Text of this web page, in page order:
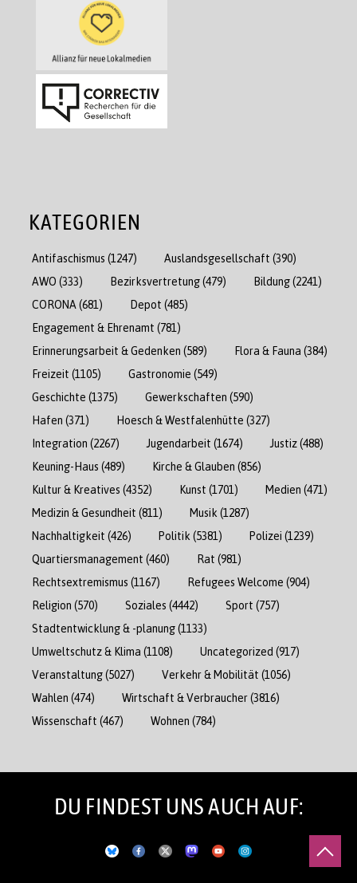
KATEGORIEN
Antifaschismus (1247) Auslandsgesellschaft (390)
AWO (333) Bezirksvertretung(479) Bildung(2241)
CORONA (681) Depot (485)
Engagement & Ehrenamt (781)
Erinnerungsarbeit & Gedenken (589) Flora & Fauna (384)
Freizeit (1105) Gastronomie (549)
Geschichte (1375) Gewerkschaften (590)
Hafen (371) Hoesch & Westfalenhütte (327)
Integration (2267) Jugendarbeit (1674) Justiz(488)
Keuning-Haus (489) Kirche & Glauben (856)
Kultur & Kreatives (4352) Kunst (1701) Medien (471)
Medizin & Gesundheit (811) Musik (1287)
Nachhaltigkeit (426) Politik (5381) Polizei (1239)
Quartiersmanagement (460) Rat (981)
Rechtsextremismus (1167) Refugees Welcome (904)
Religion (570) Soziales (4442) Sport (757)
Stadtentwicklung & -planung(1133)
Umweltschutz & Klima (1108) Uncategorized (917)
Veranstaltung(5027) Verkehr & Mobilität (1056)
Wahlen (474) Wirtschaft & Verbraucher(3816)
Wissenschaft (467) Wohnen (784)
DU FINDEST UNS AUCH AUF: